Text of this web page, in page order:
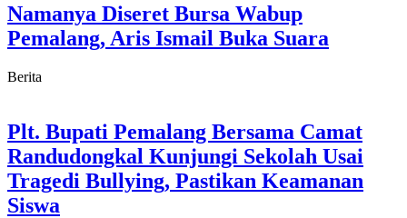
Namanya Diseret Bursa Wabup
Pemalang, Aris Ismail Buka Suara
Berita
Plt. Bupati Pemalang Bersama Camat
Randudongkal Kunjungi Sekolah Usai
Tragedi Bullying, Pastikan Keamanan
Siswa